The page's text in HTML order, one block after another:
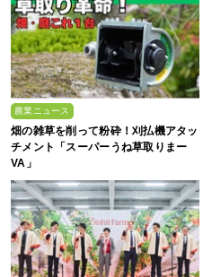
農業ニュース
畑の雑草を削って粉砕！刈払機アタッ
チメント「スーパーうね草取りまー
VA」